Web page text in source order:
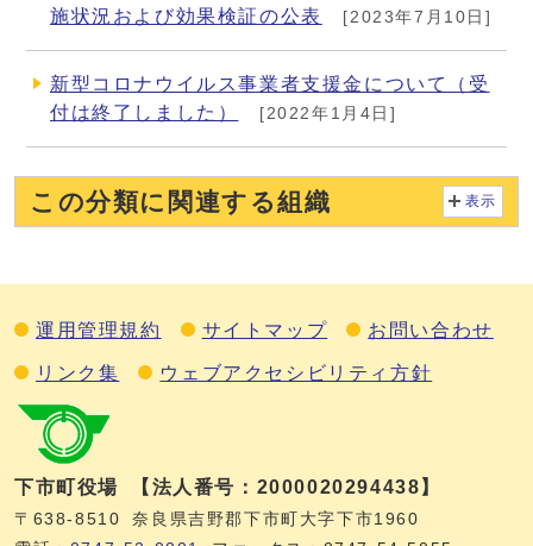
施状況および効果検証の公表
[2023年7月10日]
新型コロナウイルス事業者支援金について（受
付は終了しました）
[2022年1月4日]
この分類に関連する組織 表示
運用管理規約 サイトマップ お問い合わせ
リンク集 ウェブアクセシビリティ方針
下市町役場 【法人番号：2000020294438】
〒638-8510
奈良県吉野郡下市町大字下市1960